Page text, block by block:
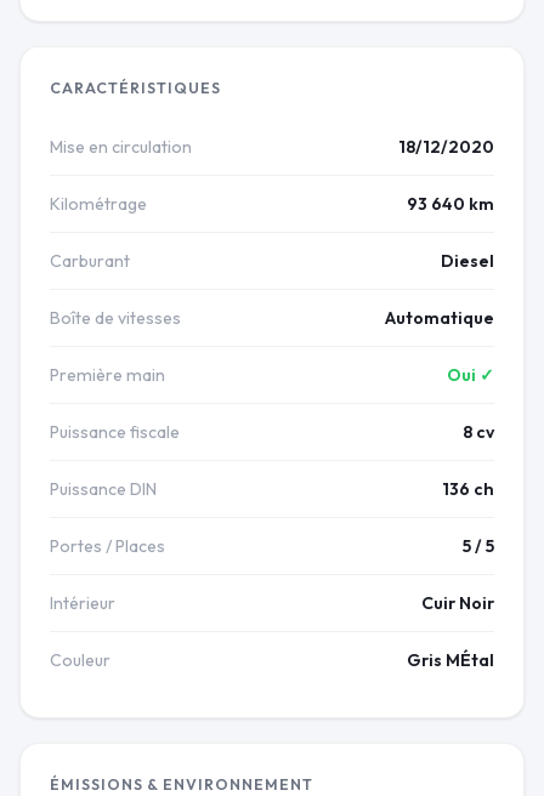
CARACTÉRISTIQUES
Mise en circulation 18/12/2020
Kilométrage 93 640 km
Carburant Diesel
Boîte de vitesses Automatique
Première main Oui ✓
Puissance fiscale 8 cv
Puissance DIN 136 ch
Portes / Places 5 / 5
Intérieur Cuir Noir
Couleur Gris MÉtal
ÉMISSIONS & ENVIRONNEMENT